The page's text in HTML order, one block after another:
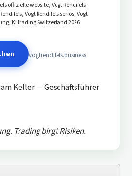
offizielle website, Vogt Rendifels
Vogt Rendifels seriös, Vogt
KI trading Switzerland 2026
vogtrendifels.business
Keller — Geschäftsführer
Trading birgt Risiken.